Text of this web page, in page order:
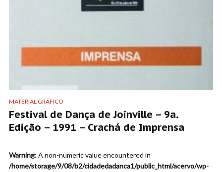
MATERIAL GRÁFICO
Festival de Dança de Joinville – 9a.
Edição – 1991 – Crachá de Imprensa
Warning: A non-numeric value encountered in
/home/storage/9/08/b2/cidadedadanca1/public_html/acervo/wp-